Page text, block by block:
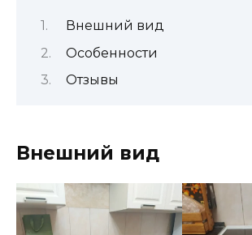
Внешний вид
Особенности
Отзывы
Внешний вид